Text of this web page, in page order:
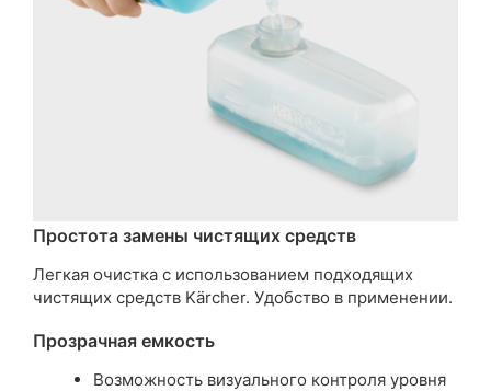
Простота замены чистящих средств
Легкая очистка с использованием подходящих
чистящих средств Kärcher. Удобство в применении.
Прозрачная емкость
Возможность визуального контроля уровня